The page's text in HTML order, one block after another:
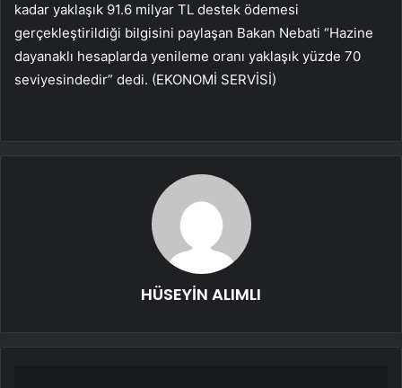
kadar yaklaşık 91.6 milyar TL destek ödemesi
gerçekleştirildiği bilgisini paylaşan Bakan Nebati “Hazine
dayanaklı hesaplarda yenileme oranı yaklaşık yüzde 70
seviyesindedir” dedi. (EKONOMİ SERVİSİ)
HÜSEYİN ALIMLI